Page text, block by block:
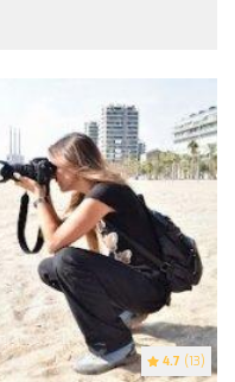
4.7 (13)